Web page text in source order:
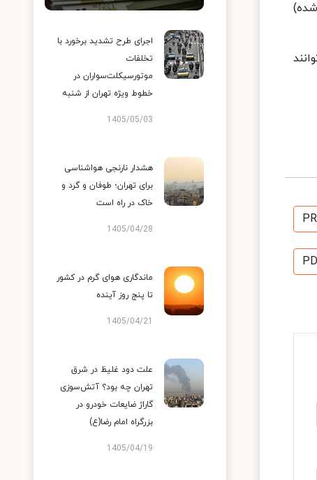
اجرای طرح تشدید برخورد با
تخلفات
موتورسیکلت‌سواران در
خطوط ویژه تهران از شنبه
1405/05/03
هشدار نارنجی هواشناسی
برای تهران؛ طوفان و گرد و
خاک در راه است
1405/04/28
ماندگاری هوای گرم در کشور
تا پنج روز آینده
1405/04/21
علت دود غلیظ در شرق
تهران چه بود؟ آتش‌سوزی
گاراژ ضایعات خودرو در
بزرگراه امام رضا(ع)
1405/04/19